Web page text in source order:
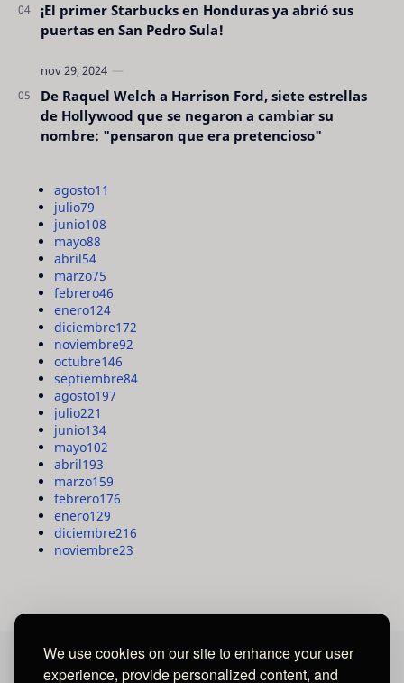
We use cookies on our site to enhance your user
experience, provide personalized content, and
¡El primer Starbucks en Honduras ya abrió sus
puertas en San Pedro Sula!
De Raquel Welch a Harrison Ford, siete estrellas
de Hollywood que se negaron a cambiar su
nombre: "pensaron que era pretencioso"
agosto11
julio79
junio108
mayo88
abril54
marzo75
febrero46
enero124
diciembre172
noviembre92
octubre146
septiembre84
agosto197
julio221
junio134
mayo102
abril193
marzo159
febrero176
enero129
diciembre216
noviembre23